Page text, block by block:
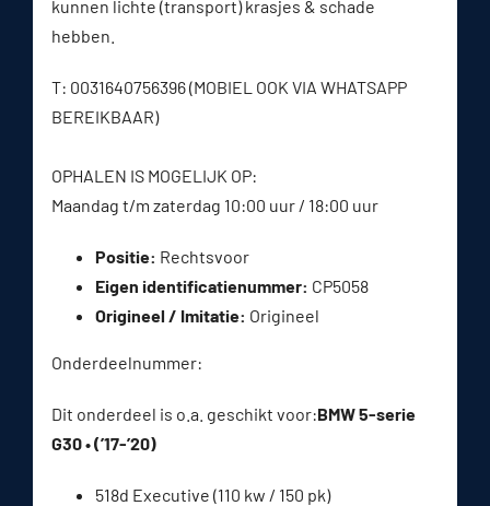
kunnen lichte (transport) krasjes & schade
hebben.
T: 0031640756396 (MOBIEL OOK VIA WHATSAPP
BEREIKBAAR)
OPHALEN IS MOGELIJK OP:
Maandag t/m zaterdag 10:00 uur / 18:00 uur
Positie: Rechtsvoor
Eigen identificatienummer: CP5058
Origineel / Imitatie: Origineel
Onderdeelnummer:
Dit onderdeel is o.a. geschikt voor:BMW 5-serie
G30 • (’17-’20)
518d Executive (110 kw / 150 pk)